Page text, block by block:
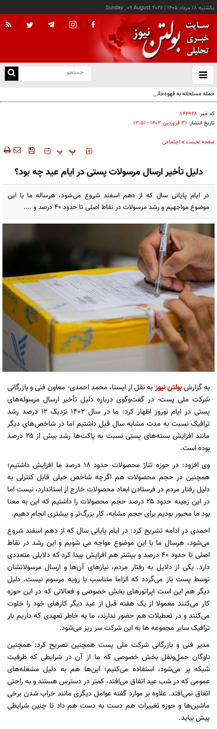
يکشنبه ۱۸ مرداد ۱۴۰۵ |
Sunday , 09 August 2026
باز
و
حمله مسلحانه به قهوه‌خانه‌ای در زاهدان؛ ۲ نفر جان باختند
کد خبر: ۸۴۴۹۲۸
تاریخ انتشار: ۳۱ فروردين ۱۴۰۳ - ۱۳:۵۱
صفحه نخست » اجتماعی
‍‍‍ پ پ
دلیل تأخیر ارسال مرسولات پستی در ایام عید چه بود؟
در ایام پایانی سال که از دهم اسفند شروع می‌شود، هرساله ما با این
موضوع مواجهیم و رشد مرسولات در نقاط اصلی تا حدود ۴۰ درصد و ....
به گزارشبولتن نیوز به نقل از ایسنا، محمد احمدی- معاون فنی و بازرگانی
شرکت ملی پست- در گفت‌وگوی درباره دلیل تأخیر ارسال مرسوله‌های
پستی در ایام نوروز اظهار کرد: ما در سال ۱۴۰۲ نزدیک ۱۲ درصد رشد
ترافیک نسبت به مدت مشابه سال قبل داشتیم اما در شاخص‌های دیگر
مانند افزایش بسته‌های پستی نسبت به پاکت‌ها رشد بیش از ۲۵ درصد
بوده است.
وی افزود: در حوزه تناژ محصولات حدود ۱۸ درصد ما افزایش داشتیم؛
همچنین در حجم محصولات هم اگرچه شاخص خیلی قابل کنترلی به
دلیل رفتار مردم در فرستادن ابعاد محصولات خارج از استاندارد، نیست اما
در این زمینه حدود ۲۵ درصد حجم محصولات را داشتیم که این به معنا
بود ما محبور بودیم برای حجم مشابه، کار بزرگ‌تر و بیشتری انجام دهیم.
احمدی در ادامه تشریح کرد: در ایام پایانی سال که از دهم اسفند شروع
می‌شود، هرسال ما با این موضوع مواجه می شویم و این رشد در نقاط
اصلی تا حدود ۴۰ درصد و بیشتر هم افزایش پیدا کرد که دلایلی متعددی
دارد. یکی از دلایل به رفتار مردم، نیازهای آن‌ها و ارسال مرسولاتشان
توسط پست باز می‌گردد که الزاما متناسب با رویه مرسوم نیست. دلیل
دیگر هم این است اپراتورهای بخش خصوصی و فعالانی که در این حوزه
کار می‌کنند معمولا از یک هفته قبل از عید دیگر کارهای خود را خلوت
می‌کنند و در تعطیلات هم حضور ندارند، ما به خاطر تعهدی که داریم بار
ترافیک سایر مجموعه ها به این شرکت سر ریز می‌شود.
مدیر فنی و بازرگانی شرکت ملی پست همچنین تصریح کرد: همچنین
ناوگان حمل‌ونقل بخش خصوصی که ما از آن در شرایطی که ظرفیت
شبکه پر می‌شود، استفاده می‌کنیم؛ این‌ها هم به دلیل مشغله‌های
عمومی که در شب عید اتفاق می‌افتد، کمتر در دسترس هستند و به راحتی
اتفاق نمی‌افتد. علاوه بر موارد گفته عوامل دیگری مانند خراب شدن برخی
ماشین‌ها و حوزه تغییرات هم دست به دست هم داد تا چنین شرایطی
پیش بیاید.